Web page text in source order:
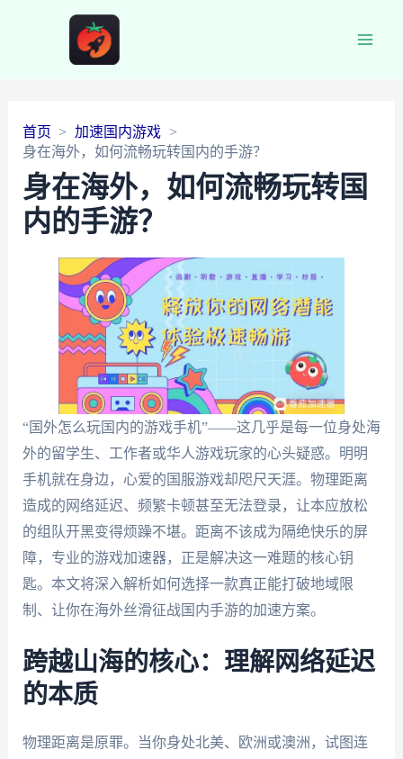
首页
加速国内游戏
身在海外，如何流畅玩转国内的手游？
身在海外，如何流畅玩转国
内的手游？
“国外怎么玩国内的游戏手机”——这几乎是每一位身处海
外的留学生、工作者或华人游戏玩家的心头疑惑。明明
手机就在身边，心爱的国服游戏却咫尺天涯。物理距离
造成的网络延迟、频繁卡顿甚至无法登录，让本应放松
的组队开黑变得烦躁不堪。距离不该成为隔绝快乐的屏
障，专业的游戏加速器，正是解决这一难题的核心钥
匙。本文将深入解析如何选择一款真正能打破地域限
制、让你在海外丝滑征战国内手游的加速方案。
跨越山海的核心：理解网络延迟
的本质
物理距离是原罪。当你身处北美、欧洲或澳洲，试图连